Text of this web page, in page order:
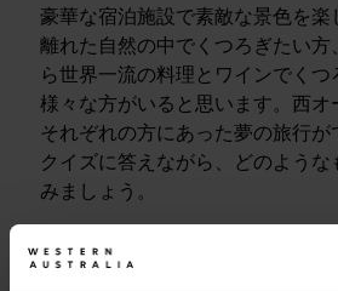
豪華な宿泊施設で素敵な景色を楽
離れた自然の中でくつろぎたい方
ら世界一流の料理とワインでくつ
様々な方がいると思います。西オ
それぞれの方にあった夢の旅行が
クイズに答えながら、どのような
みましょう。
どうでしょう、ワクワクしません
旅の目的地のことをもっと詳し